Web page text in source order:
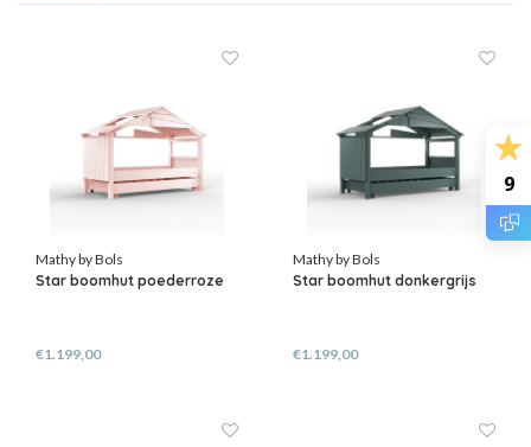
9
Mathy by Bols
Star boomhut poederroze
€1.199,00
Mathy by Bols
Star boomhut donkergrijs
€1.199,00